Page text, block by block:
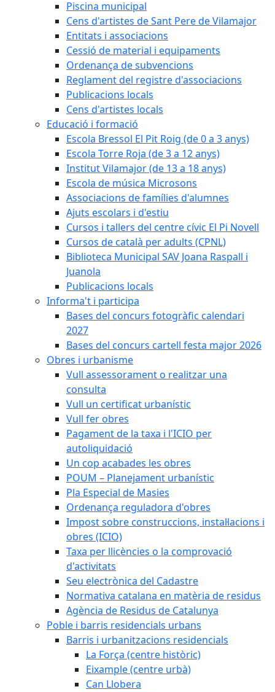
Piscina municipal
Cens d'artistes de Sant Pere de Vilamajor
Entitats i associacions
Cessió de material i equipaments
Ordenança de subvencions
Reglament del registre d'associacions
Publicacions locals
Cens d'artistes locals
Educació i formació
Escola Bressol El Pit Roig (de 0 a 3 anys)
Escola Torre Roja (de 3 a 12 anys)
Institut Vilamajor (de 13 a 18 anys)
Escola de música Microsons
Associacions de famílies d'alumnes
Ajuts escolars i d'estiu
Cursos i tallers del centre cívic El Pi Novell
Cursos de català per adults (CPNL)
Biblioteca Municipal SAV Joana Raspall i
Juanola
Publicacions locals
Informa't i participa
Bases del concurs fotogràfic calendari
2027
Bases del concurs cartell festa major 2026
Obres i urbanisme
Vull assessorament o realitzar una
consulta
Vull un certificat urbanístic
Vull fer obres
Pagament de la taxa i l'ICIO per
autoliquidació
Un cop acabades les obres
POUM – Planejament urbanístic
Pla Especial de Masies
Ordenança reguladora d'obres
Impost sobre construccions, instal·lacions i
obres (ICIO)
Taxa per llicències o la comprovació
d'activitats
Seu electrònica del Cadastre
Normativa catalana en matèria de residus
Agència de Residus de Catalunya
Poble i barris residencials urbans
Barris i urbanitzacions residencials
La Força (centre històric)
Eixample (centre urbà)
Can Llobera